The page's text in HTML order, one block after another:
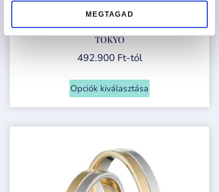
MEGTAGAD
TOKYO
492.900 Ft-tól
Opciók kiválasztása